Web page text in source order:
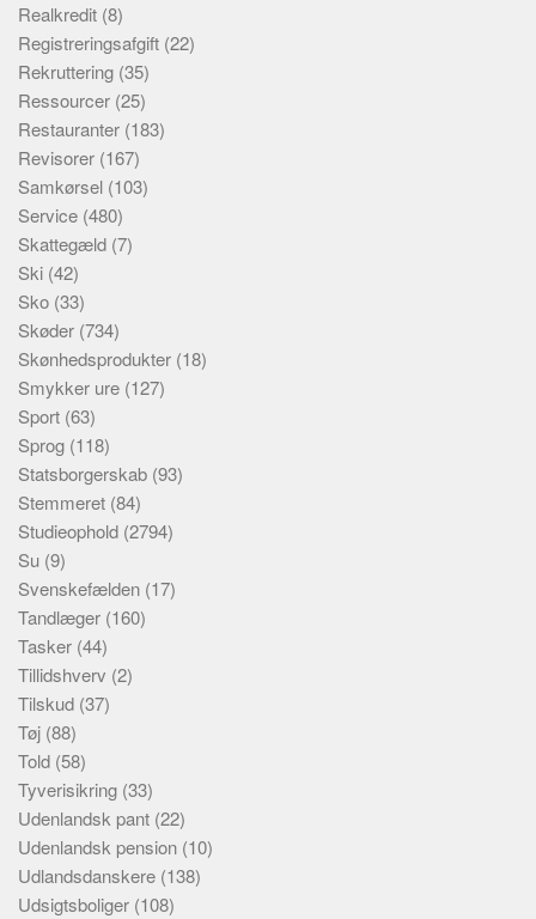
Realkredit (8)
Registreringsafgift (22)
Rekruttering (35)
Ressourcer (25)
Restauranter (183)
Revisorer (167)
Samkørsel (103)
Service (480)
Skattegæld (7)
Ski (42)
Sko (33)
Skøder (734)
Skønhedsprodukter (18)
Smykker ure (127)
Sport (63)
Sprog (118)
Statsborgerskab (93)
Stemmeret (84)
Studieophold (2794)
Su (9)
Svenskefælden (17)
Tandlæger (160)
Tasker (44)
Tillidshverv (2)
Tilskud (37)
Tøj (88)
Told (58)
Tyverisikring (33)
Udenlandsk pant (22)
Udenlandsk pension (10)
Udlandsdanskere (138)
Udsigtsboliger (108)